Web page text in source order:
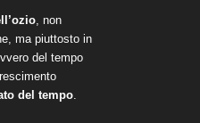
, non
ma piuttosto in
del tempo
del tempo.